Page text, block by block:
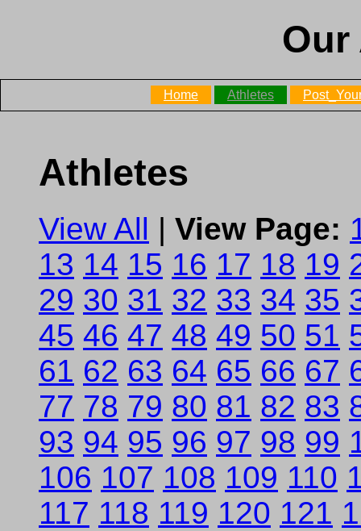
Our
Home Athletes
Athletes
View All | View Page:
13 14 15 16 17 18 19
29 30 31 32 33 34 35
45 46 47 48 49 50 51
61 62 63 64 65 66 67
77 78 79 80 81 82 83
93 94 95 96 97 98 99
106 107 108 109 110
117 118 119 120 121